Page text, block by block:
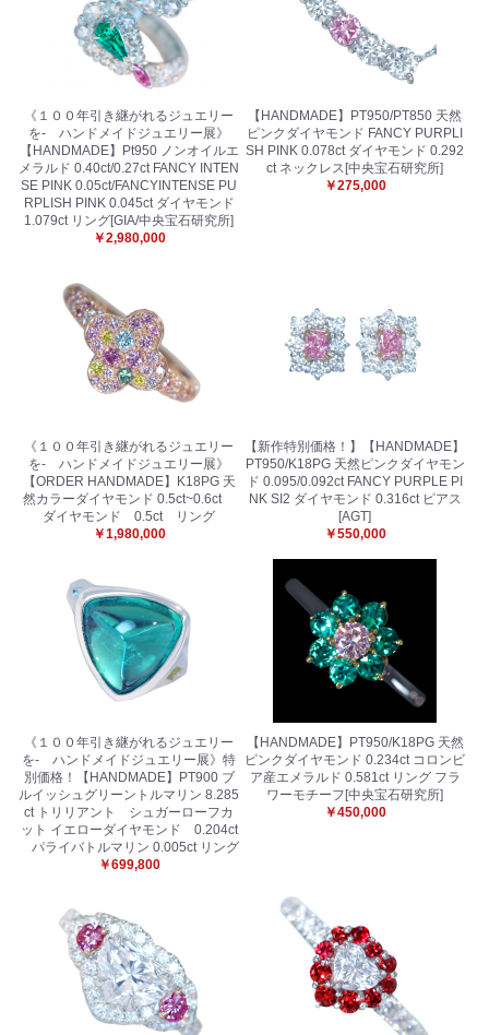
《１００年引き継がれるジュエリー
を- ハンドメイドジュエリー展》
【HANDMADE】Pt950 ノンオイルエ
メラルド 0.40ct/0.27ct FANCY INTEN
SE PINK 0.05ct/FANCYINTENSE PU
RPLISH PINK 0.045ct ダイヤモンド
1.079ct リング[GIA/中央宝石研究所]
￥2,980,000
【HANDMADE】PT950/PT850 天然
ピンクダイヤモンド FANCY PURPLI
SH PINK 0.078ct ダイヤモンド 0.292
ct ネックレス[中央宝石研究所]
￥275,000
《１００年引き継がれるジュエリー
を- ハンドメイドジュエリー展》
【ORDER HANDMADE】K18PG 天
然カラーダイヤモンド 0.5ct~0.6ct
ダイヤモンド 0.5ct リング
￥1,980,000
【新作特別価格！】【HANDMADE】
PT950/K18PG 天然ピンクダイヤモン
ド 0.095/0.092ct FANCY PURPLE PI
NK SI2 ダイヤモンド 0.316ct ピアス
[AGT]
￥550,000
《１００年引き継がれるジュエリー
を- ハンドメイドジュエリー展》特
別価格！【HANDMADE】PT900 ブ
ルイッシュグリーントルマリン 8.285
ct トリリアント シュガーローフカ
ット イエローダイヤモンド 0.204ct
パライバトルマリン 0.005ct リング
￥699,800
【HANDMADE】PT950/K18PG 天然
ピンクダイヤモンド 0.234ct コロンビ
ア産エメラルド 0.581ct リング フラ
ワーモチーフ[中央宝石研究所]
￥450,000